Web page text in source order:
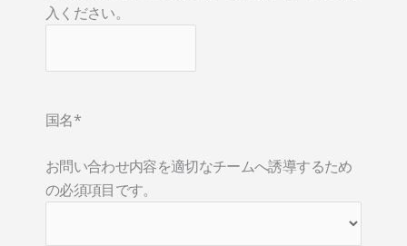
入ください。
国名*
お問い合わせ内容を適切なチームへ誘導するため
の必須項目です。